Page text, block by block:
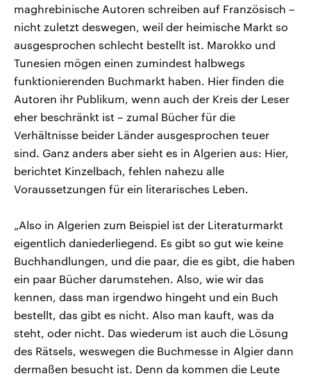
maghrebinische Autoren schreiben auf Französisch –
nicht zuletzt deswegen, weil der heimische Markt so
ausgesprochen schlecht bestellt ist. Marokko und
Tunesien mögen einen zumindest halbwegs
funktionierenden Buchmarkt haben. Hier finden die
Autoren ihr Publikum, wenn auch der Kreis der Leser
eher beschränkt ist – zumal Bücher für die
Verhältnisse beider Länder ausgesprochen teuer
sind. Ganz anders aber sieht es in Algerien aus: Hier,
berichtet Kinzelbach, fehlen nahezu alle
Voraussetzungen für ein literarisches Leben.
„Also in Algerien zum Beispiel ist der Literaturmarkt
eigentlich daniederliegend. Es gibt so gut wie keine
Buchhandlungen, und die paar, die es gibt, die haben
ein paar Bücher darumstehen. Also, wie wir das
kennen, dass man irgendwo hingeht und ein Buch
bestellt, das gibt es nicht. Also man kauft, was da
steht, oder nicht. Das wiederum ist auch die Lösung
des Rätsels, weswegen die Buchmesse in Algier dann
dermaßen besucht ist. Denn da kommen die Leute